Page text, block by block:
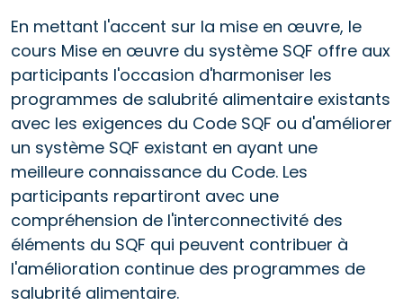
En mettant l'accent sur la mise en œuvre, le
cours Mise en œuvre du système SQF offre aux
participants l'occasion d'harmoniser les
programmes de salubrité alimentaire existants
avec les exigences du Code SQF ou d'améliorer
un système SQF existant en ayant une
meilleure connaissance du Code. Les
participants repartiront avec une
compréhension de l'interconnectivité des
éléments du SQF qui peuvent contribuer à
l'amélioration continue des programmes de
salubrité alimentaire.